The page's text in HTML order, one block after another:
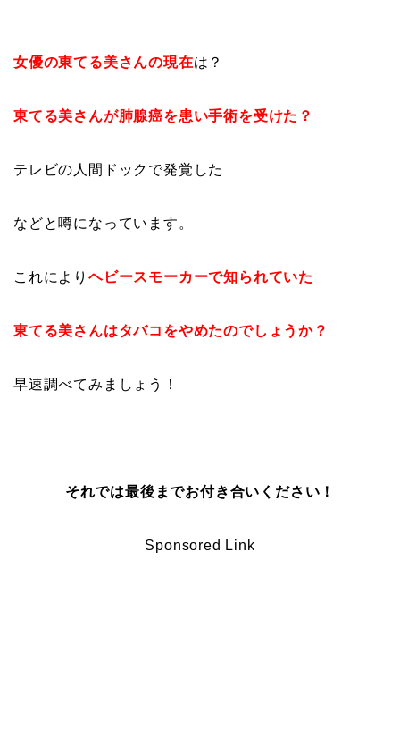
女優の東てる美さんの現在は？
東てる美さんが肺腺癌を患い手術を受けた？
テレビの人間ドックで発覚した
などと噂になっています。
これにより ヘビースモーカーで知られていた
東てる美さんはタバコをやめたのでしょうか？
早速調べてみましょう！
それでは最後までお付き合いください！
Sponsored Link